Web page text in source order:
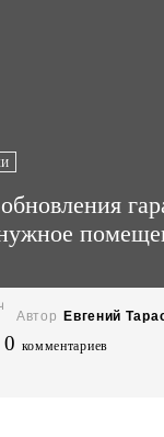
Автор Евгений
0 комментариев